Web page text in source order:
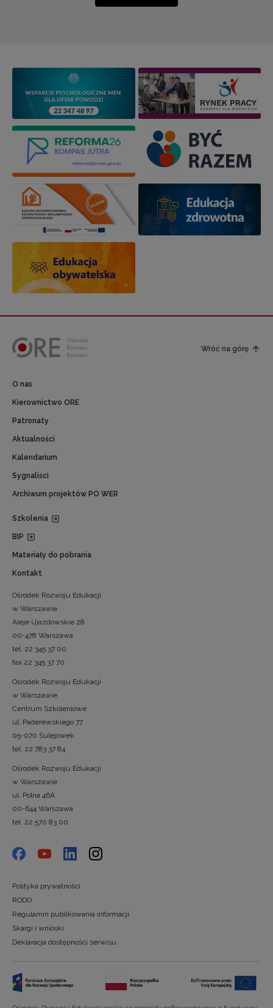
Wróć na górę
O nas
Kierownictwo ORE
Patronaty
Aktualności
Kalendarium
Sygnaliści
Archiwum projektów PO WER
Szkolenia
BIP
Materiały do pobrania
Kontakt
Ośrodek Rozwoju Edukacji
w Warszawie
Aleje Ujazdowskie 28
00-478 Warszawa
tel. 22 345 37 00
fax 22 345 37 70
Ośrodek Rozwoju Edukacji
w Warszawie
Centrum Szkoleniowe
ul. Paderewskiego 77
05-070 Sulejówek
tel. 22 783 37 84
Ośrodek Rozwoju Edukacji
w Warszawie
ul. Polna 46A
00-644 Warszawa
tel. 22 570 83 00
Polityka prywatności
RODO
Regulamin publikowania informacji
Skargi i wnioski
Deklaracja dostępności serwisu